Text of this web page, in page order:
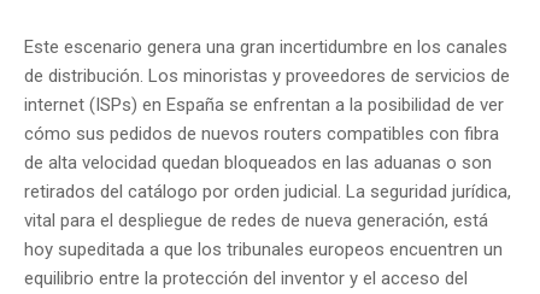
Este escenario genera una gran incertidumbre en los canales
de distribución. Los minoristas y proveedores de servicios de
internet (ISPs) en España se enfrentan a la posibilidad de ver
cómo sus pedidos de nuevos routers compatibles con fibra
de alta velocidad quedan bloqueados en las aduanas o son
retirados del catálogo por orden judicial. La seguridad jurídica,
vital para el despliegue de redes de nueva generación, está
hoy supeditada a que los tribunales europeos encuentren un
equilibrio entre la protección del inventor y el acceso del